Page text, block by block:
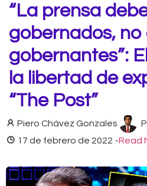
“La prensa
gobernados, no
gobernantes”:
la libertad de
“The Post”
Piero Chávez Gonzales
17 de febrero de 2022 -Read